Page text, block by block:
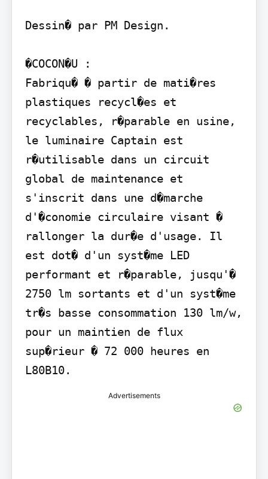
Dessin� par PM Design.
�COCON�U :
Fabriqu� � partir de mati�res
plastiques recycl�es et
recyclables, r�parable en usine,
le luminaire Captain est
r�utilisable dans un circuit
global de maintenance et
s'inscrit dans une d�marche
d'�conomie circulaire visant �
rallonger la dur�e d'usage. Il
est dot� d'un syst�me LED
performant et r�parable, jusqu'�
2750 lm sortants et d'un syst�me
tr�s basse consommation 130 lm/w,
pour un maintien de flux
sup�rieur � 72 000 heures en
L80B10.
Advertisements